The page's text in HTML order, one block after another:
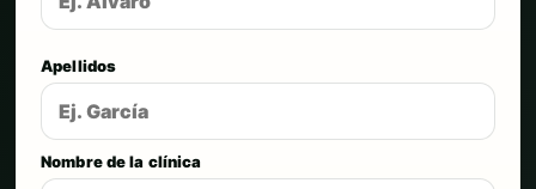
Apellidos
Nombre de la clínica